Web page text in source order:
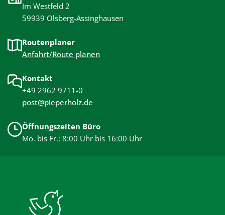
Im Westfeld 2
59939 Olsberg-Assinghausen
Routenplaner
Anfahrt/Route planen
Kontakt
+49 2962 9711-0
post@pieperholz.de
Öffnungszeiten Büro
Mo. bis Fr.: 8:00 Uhr bis 16:00 Uhr